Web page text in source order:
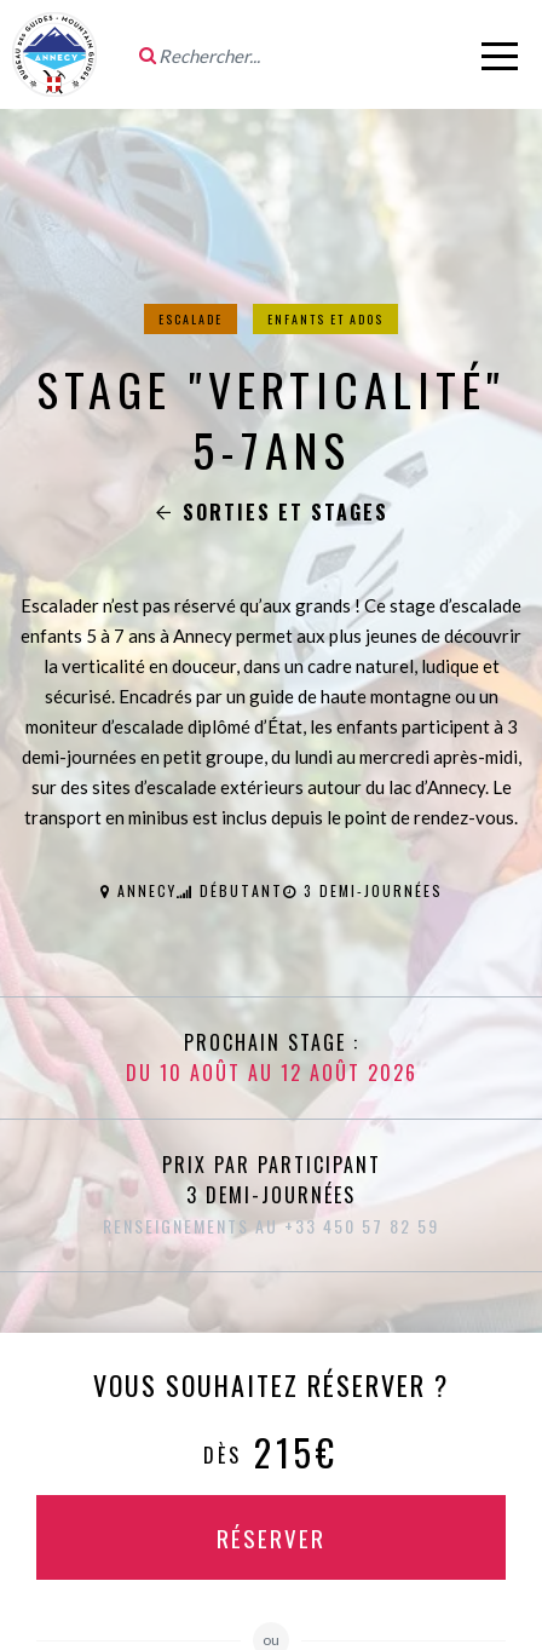
ESCALADE ENFANTS ET ADOS
STAGE "VERTICALITÉ"
5-7ANS
SORTIES ET STAGES
Escalader n’est pas réservé qu’aux grands ! Ce stage d’escalade
enfants 5 à 7 ans à Annecy permet aux plus jeunes de découvrir
la verticalité en douceur, dans un cadre naturel, ludique et
sécurisé. Encadrés par un guide de haute montagne ou un
moniteur d’escalade diplômé d’État, les enfants participent à 3
demi-journées en petit groupe, du lundi au mercredi après-midi,
sur des sites d’escalade extérieurs autour du lac d’Annecy. Le
transport en minibus est inclus depuis le point de rendez-vous.
ANNECY DÉBUTANT 3 DEMI-JOURNÉES
PROCHAIN STAGE :
DU 10 AOÛT AU 12 AOÛT 2026
PRIX PAR PARTICIPANT
3 DEMI-JOURNÉES
RENSEIGNEMENTS AU +33 450 57 82 59
VOUS SOUHAITEZ RÉSERVER ?
DÈS 215€
RÉSERVER
ou